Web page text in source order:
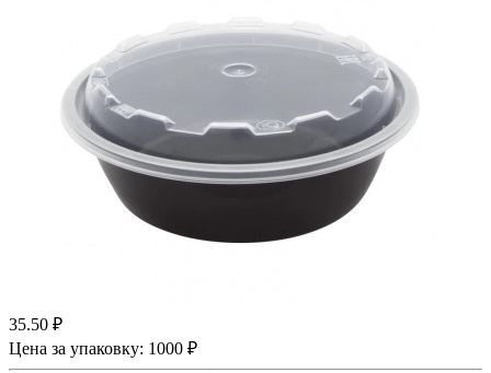
35.50 ₽
Цена за упаковку: 1000 ₽